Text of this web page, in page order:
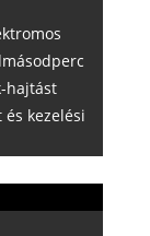
hajtást
kezelési